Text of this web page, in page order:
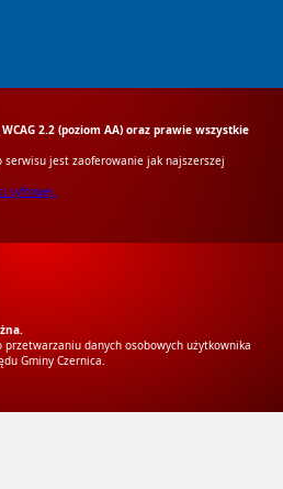
2.2 (poziom AA) oraz prawie wszystkie
jest zaoferowanie jak najszerszej
cyfrowej.
przetwarzaniu danych osobowych użytkownika
Gminy Czernica.